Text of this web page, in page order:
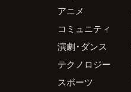
アニメ
コミュニティ
演劇・ダンス
テクノロジー
スポーツ